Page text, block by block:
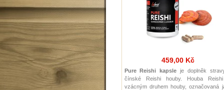
459,00 Kč
Pure Reishi kapsle je doplněk
čínské Reishi houby.
Houba
vzácným druhem houby, označovaná